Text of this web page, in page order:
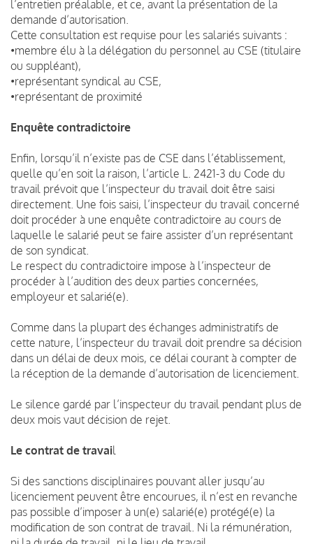
l’entretien préalable, et ce, avant la présentation de la
demande d’autorisation.
Cette consultation est requise pour les salariés suivants :
•membre élu à la délégation du personnel au CSE (titulaire
ou suppléant),
•représentant syndical au CSE,
•représentant de proximité
Enquête contradictoire
Enfin, lorsqu’il n’existe pas de CSE dans l’établissement,
quelle qu’en soit la raison, l’article L. 2421-3 du Code du
travail prévoit que l’inspecteur du travail doit être saisi
directement. Une fois saisi, l’inspecteur du travail concerné
doit procéder à une enquête contradictoire au cours de
laquelle le salarié peut se faire assister d’un représentant
de son syndicat.
Le respect du contradictoire impose à l’inspecteur de
procéder à l’audition des deux parties concernées,
employeur et salarié(e).
Comme dans la plupart des échanges administratifs de
cette nature, l’inspecteur du travail doit prendre sa décision
dans un délai de deux mois, ce délai courant à compter de
la réception de la demande d’autorisation de licenciement.
Le silence gardé par l’inspecteur du travail pendant plus de
deux mois vaut décision de rejet.
Le contrat de travail
Si des sanctions disciplinaires pouvant aller jusqu’au
licenciement peuvent être encourues, il n’est en revanche
pas possible d’imposer à un(e) salarié(e) protégé(e) la
modification de son contrat de travail. Ni la rémunération,